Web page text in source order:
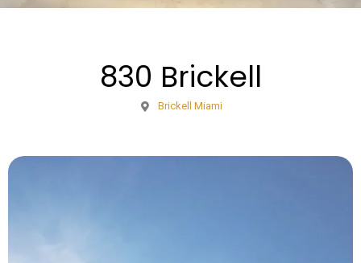
830 Brickell
Brickell Miami